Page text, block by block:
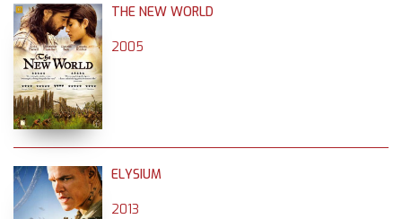
THE NEW WORLD
2005
ELYSIUM
2013